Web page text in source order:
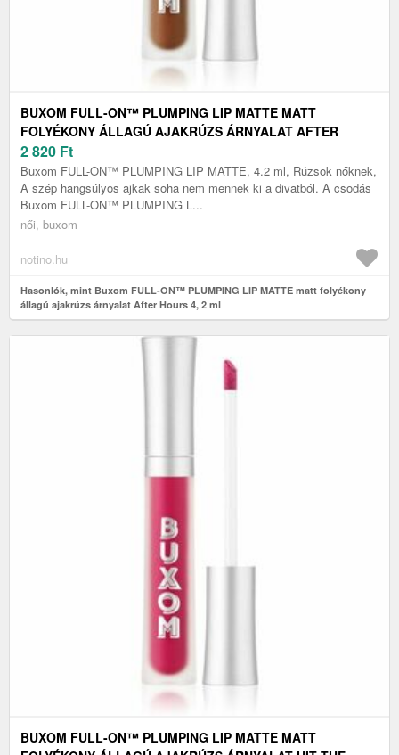
BUXOM FULL-ON™ PLUMPING LIP MATTE MATT
FOLYÉKONY ÁLLAGÚ AJAKRÚZS ÁRNYALAT AFTER
HOURS 4, 2 ML
2 820 Ft
Buxom FULL-ON™ PLUMPING LIP MATTE, 4.2 ml, Rúzsok nőknek,
A szép hangsúlyos ajkak soha nem mennek ki a divatból. A csodás
Buxom FULL-ON™ PLUMPING L...
női, buxom
notino.hu
Hasonlók, mint Buxom FULL-ON™ PLUMPING LIP MATTE matt folyékony
állagú ajakrúzs árnyalat After Hours 4, 2 ml
BUXOM FULL-ON™ PLUMPING LIP MATTE MATT